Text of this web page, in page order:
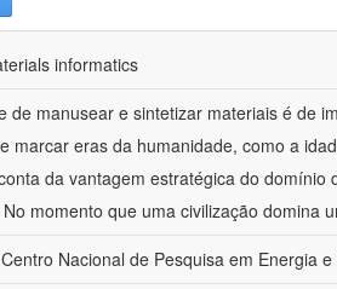
informatics
de manusear e sintetizar materiais é de
marcar eras da humanidade, como a
da vantagem estratégica do
momento que uma civilização domina
Centro Nacional de Pesquisa em Energia